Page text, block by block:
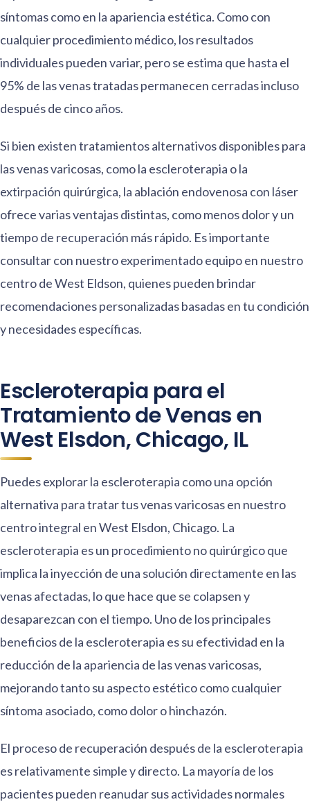
síntomas como en la apariencia estética. Como con
cualquier procedimiento médico, los resultados
individuales pueden variar, pero se estima que hasta el
95% de las venas tratadas permanecen cerradas incluso
después de cinco años.
Si bien existen tratamientos alternativos disponibles para
las venas varicosas, como la escleroterapia o la
extirpación quirúrgica, la ablación endovenosa con láser
ofrece varias ventajas distintas, como menos dolor y un
tiempo de recuperación más rápido. Es importante
consultar con nuestro experimentado equipo en nuestro
centro de West Eldson, quienes pueden brindar
recomendaciones personalizadas basadas en tu condición
y necesidades específicas.
Escleroterapia para el
Tratamiento de Venas en
West Elsdon, Chicago, IL
Puedes explorar la escleroterapia como una opción
alternativa para tratar tus venas varicosas en nuestro
centro integral en West Elsdon, Chicago. La
escleroterapia es un procedimiento no quirúrgico que
implica la inyección de una solución directamente en las
venas afectadas, lo que hace que se colapsen y
desaparezcan con el tiempo. Uno de los principales
beneficios de la escleroterapia es su efectividad en la
reducción de la apariencia de las venas varicosas,
mejorando tanto su aspecto estético como cualquier
síntoma asociado, como dolor o hinchazón.
El proceso de recuperación después de la escleroterapia
es relativamente simple y directo. La mayoría de los
pacientes pueden reanudar sus actividades normales